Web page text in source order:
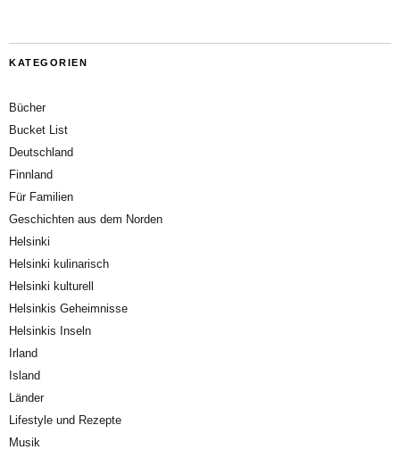
KATEGORIEN
Bücher
Bucket List
Deutschland
Finnland
Für Familien
Geschichten aus dem Norden
Helsinki
Helsinki kulinarisch
Helsinki kulturell
Helsinkis Geheimnisse
Helsinkis Inseln
Irland
Island
Länder
Lifestyle und Rezepte
Musik